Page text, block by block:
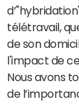
télétravail,
de son
l'impact de
Nous avons
de